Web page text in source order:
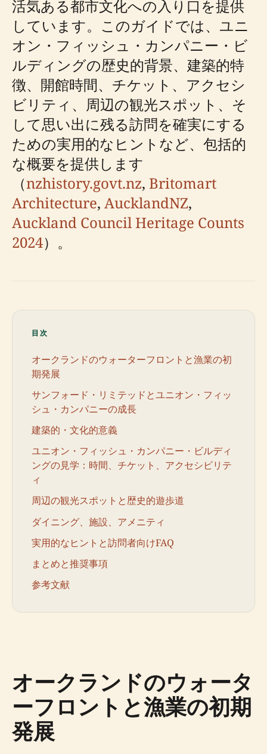
活気ある都市文化への入り口を提供
しています。このガイドでは、ユニ
オン・フィッシュ・カンパニー・ビ
ルディングの歴史的背景、建築的特
徴、開館時間、チケット、アクセシ
ビリティ、周辺の観光スポット、そ
して思い出に残る訪問を確実にする
ための実用的なヒントなど、包括的
な概要を提供します
（nzhistory.govt.nz, Britomart
Architecture, AucklandNZ,
Auckland Council Heritage Counts
2024）。
目次
オークランドのウォーターフロントと漁業の初
期発展
サンフォード・リミテッドとユニオン・フィッ
シュ・カンパニーの成長
建築的・文化的意義
ユニオン・フィッシュ・カンパニー・ビルディ
ングの見学：時間、チケット、アクセシビリテ
ィ
周辺の観光スポットと歴史的遊歩道
ダイニング、施設、アメニティ
実用的なヒントと訪問者向けFAQ
まとめと推奨事項
参考文献
オークランドのウォータ
ーフロントと漁業の初期
発展